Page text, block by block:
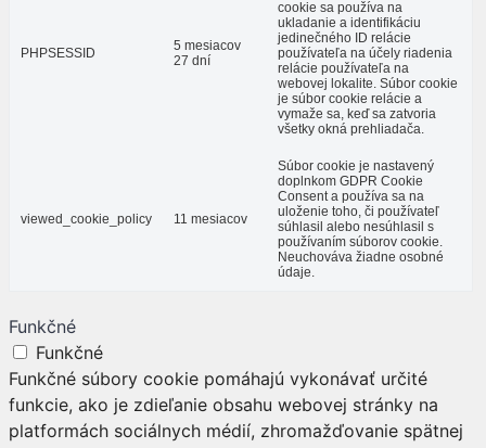
PHPSESSID
5 mesiacov
27 dní
cookie sa používa na
ukladanie a identifikáciu
jedinečného ID relácie
používateľa na účely riadenia
relácie používateľa na
webovej lokalite. Súbor cookie
je súbor cookie relácie a
vymaže sa, keď sa zatvoria
všetky okná prehliadača.
viewed_cookie_policy 11 mesiacov
Súbor cookie je nastavený
doplnkom GDPR Cookie
Consent a používa sa na
uloženie toho, či používateľ
súhlasil alebo nesúhlasil s
používaním súborov cookie.
Neuchováva žiadne osobné
údaje.
Funkčné
Funkčné
Funkčné súbory cookie pomáhajú vykonávať určité
funkcie, ako je zdieľanie obsahu webovej stránky na
platformách sociálnych médií, zhromažďovanie spätnej